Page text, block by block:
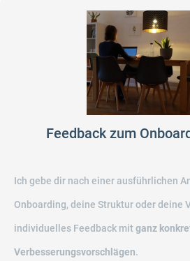
Feedback zum
Ich gebe dir nach einer ausführlichen
Onboarding, deine Struktur oder deine
individuelles Feedback mit ganz
Verbesserungsvorschlägen.